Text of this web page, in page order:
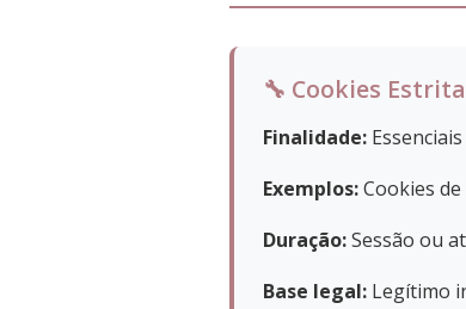
🔧 Cookies
Finalidade:
Exemplos:Cookies
Duração:Sessão ou
Base legal: Legítimo